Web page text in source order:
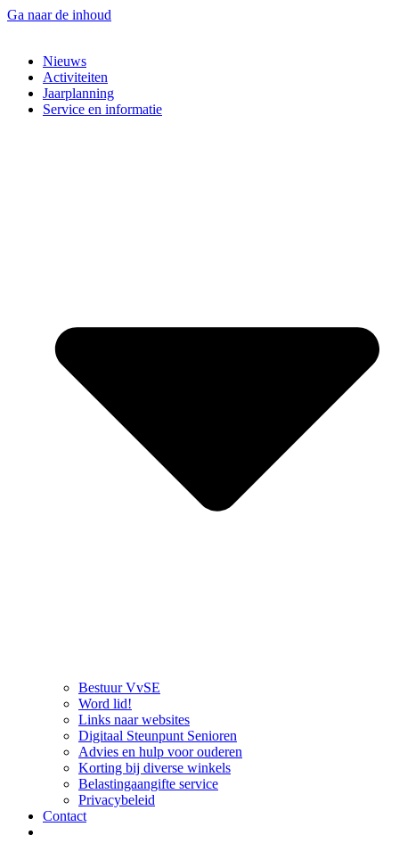
Ga naar de inhoud
Nieuws
Activiteiten
Jaarplanning
Service en informatie
Bestuur VvSE
Word lid!
Links naar websites
Digitaal Steunpunt Senioren
Advies en hulp voor ouderen
Korting bij diverse winkels
Belastingaangifte service
Privacybeleid
Contact